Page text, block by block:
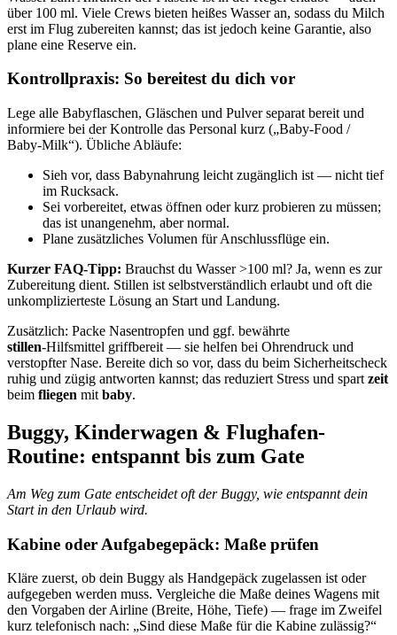
über 100 ml. Viele Crews bieten heißes Wasser an, sodass du Milch
erst im Flug zubereiten kannst; das ist jedoch keine Garantie, also
plane eine Reserve ein.
Kontrollpraxis: So bereitest du dich vor
Lege alle Babyflaschen, Gläschen und Pulver separat bereit und
informiere bei der Kontrolle das Personal kurz („Baby‑Food /
Baby‑Milk“). Übliche Abläufe:
Sieh vor, dass Babynahrung leicht zugänglich ist — nicht tief
im Rucksack.
Sei vorbereitet, etwas öffnen oder kurz probieren zu müssen;
das ist unangenehm, aber normal.
Plane zusätzliches Volumen für Anschlussflüge ein.
Kurzer FAQ‑Tipp: Brauchst du Wasser >100 ml? Ja, wenn es zur
Zubereitung dient. Stillen ist selbstverständlich erlaubt und oft die
unkomplizierteste Lösung an Start und Landung.
Zusätzlich: Packe Nasentropfen und ggf. bewährte
stillen‑Hilfsmittel griffbereit — sie helfen bei Ohrendruck und
verstopfter Nase. Bereite dich so vor, dass du beim Sicherheitscheck
ruhig und zügig antworten kannst; das reduziert Stress und spart zeit
beim fliegen mit baby.
Buggy, Kinderwagen & Flughafen-
Routine: entspannt bis zum Gate
Am Weg zum Gate entscheidet oft der Buggy, wie entspannt dein
Start in den Urlaub wird.
Kabine oder Aufgabegepäck: Maße prüfen
Kläre zuerst, ob dein Buggy als Handgepäck zugelassen ist oder
aufgegeben werden muss. Vergleiche die Maße deines Wagens mit
den Vorgaben der Airline (Breite, Höhe, Tiefe) — frage im Zweifel
kurz telefonisch nach: „Sind diese Maße für die Kabine zulässig?“